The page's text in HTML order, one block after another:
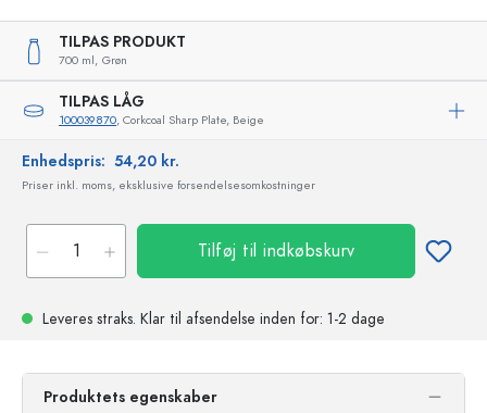
TILPAS PRODUKT
700 ml, Grøn
TILPAS LÅG
100039870, Corkcoal Sharp Plate, Beige
Enhedspris: 54,20 kr.
Priser inkl. moms, eksklusive forsendelsesomkostninger
Tilføj til indkøbskurv
Leveres straks. Klar til afsendelse inden for: 1-2 dage
Produktets egenskaber